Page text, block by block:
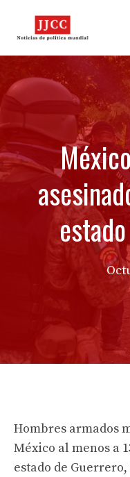
Hombres armados
México al menos a
estado de